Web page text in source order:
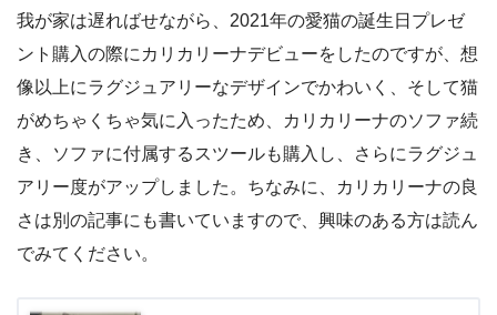
我が家は遅ればせながら、2021年の愛猫の誕生日プレゼ
ント購入の際にカリカリーナデビューをしたのですが、想
像以上にラグジュアリーなデザインでかわいく、そして猫
がめちゃくちゃ気に入ったため、カリカリーナのソファ続
き、ソファに付属するスツールも購入し、さらにラグジュ
アリー度がアップしました。ちなみに、カリカリーナの良
さは別の記事にも書いていますので、興味のある方は読ん
でみてください。